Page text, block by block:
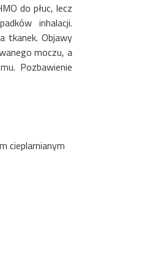
do płuc, lecz
inhalacji.
tkanek. Objawy
moczu, a
Pozbawienie
cieplarnianym